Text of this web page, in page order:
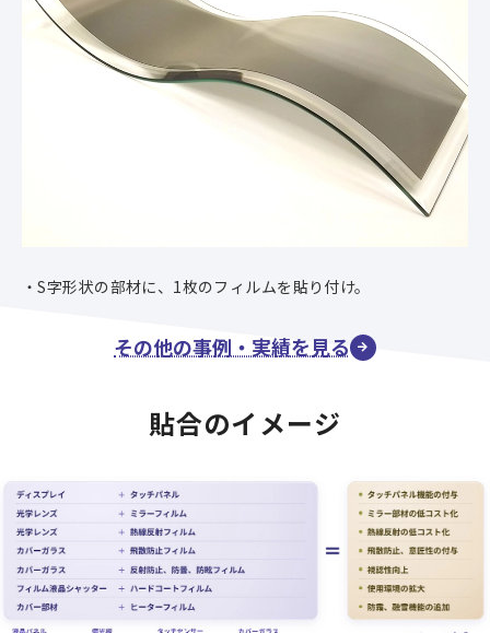
S字形状の部材に、1枚のフィルムを貼り付け。
その他の事例・実績を見る
貼合のイメージ